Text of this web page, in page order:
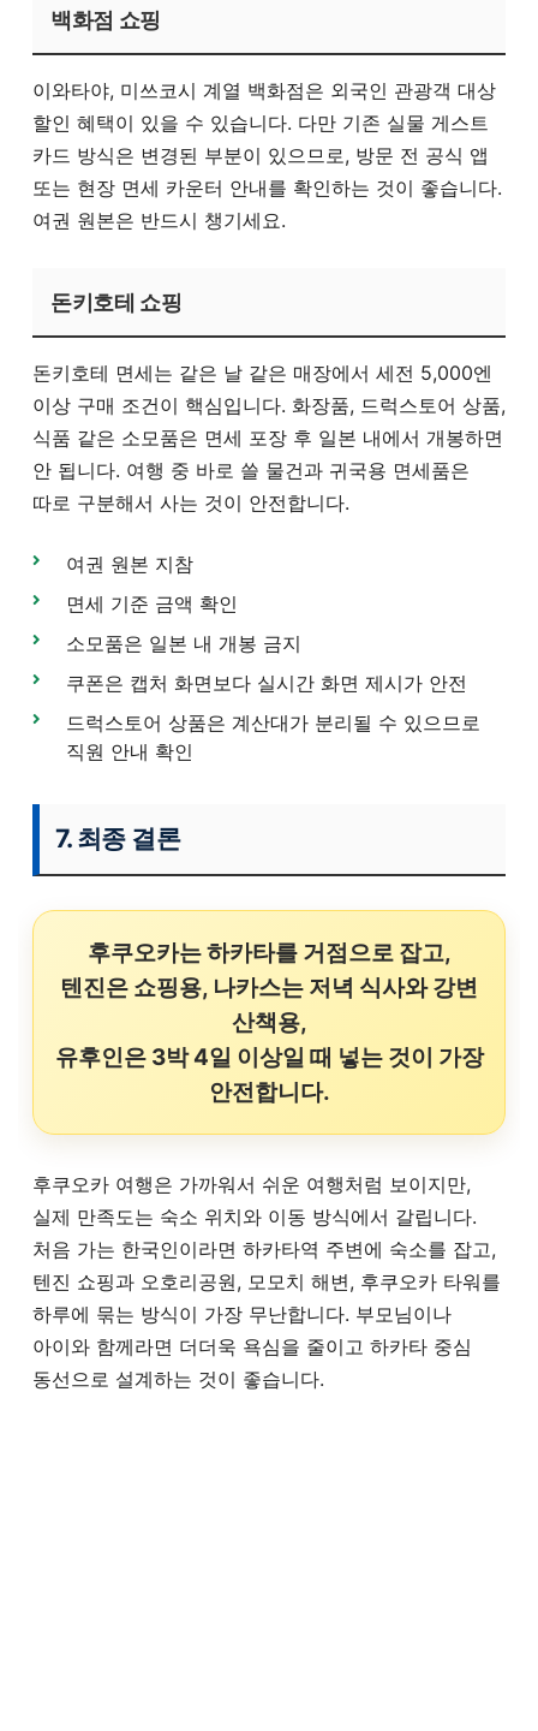
백화점 쇼핑
이와타야, 미쓰코시 계열 백화점은 외국인 관광객 대상
할인 혜택이 있을 수 있습니다. 다만 기존 실물 게스트
카드 방식은 변경된 부분이 있으므로, 방문 전 공식 앱
또는 현장 면세 카운터 안내를 확인하는 것이 좋습니다.
여권 원본은 반드시 챙기세요.
돈키호테 쇼핑
돈키호테 면세는 같은 날 같은 매장에서 세전 5,000엔
이상 구매 조건이 핵심입니다. 화장품, 드럭스토어 상품,
식품 같은 소모품은 면세 포장 후 일본 내에서 개봉하면
안 됩니다. 여행 중 바로 쓸 물건과 귀국용 면세품은
따로 구분해서 사는 것이 안전합니다.
여권 원본 지참
면세 기준 금액 확인
소모품은 일본 내 개봉 금지
쿠폰은 캡처 화면보다 실시간 화면 제시가 안전
드럭스토어 상품은 계산대가 분리될 수 있으므로
직원 안내 확인
7. 최종 결론
후쿠오카는 하카타를 거점으로 잡고,
텐진은 쇼핑용, 나카스는 저녁 식사와 강변
산책용,
유후인은 3박 4일 이상일 때 넣는 것이 가장
안전합니다.
후쿠오카 여행은 가까워서 쉬운 여행처럼 보이지만,
실제 만족도는 숙소 위치와 이동 방식에서 갈립니다.
처음 가는 한국인이라면 하카타역 주변에 숙소를 잡고,
텐진 쇼핑과 오호리공원, 모모치 해변, 후쿠오카 타워를
하루에 묶는 방식이 가장 무난합니다. 부모님이나
아이와 함께라면 더더욱 욕심을 줄이고 하카타 중심
동선으로 설계하는 것이 좋습니다.